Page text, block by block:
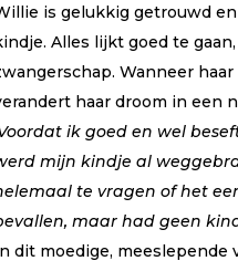
is gelukkig getrouwd
Alles lijkt goed te
Wanneer
haar droom in een
ik goed en wel
mijn kindje al
te vragen of het
maar had geen
dit moedige,